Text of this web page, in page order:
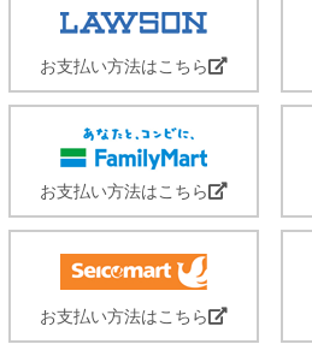
お支払い方法はこちら
お支払い方法はこちら
お支払い方法はこちら